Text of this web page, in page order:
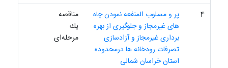
4
پر و مسلوب المنفعه نمودن چاه
های غیرمجاز و جلوگیری از بهره
برداری غیرمجاز و آزادسازی
تصرفات رودخانه ها درمحدوده
استان خراسان شمالی
مناقصه
یك
مرحله‌ای